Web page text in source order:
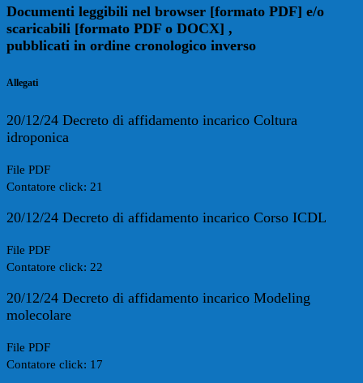
Documenti leggibili nel browser [formato PDF] e/o
scaricabili [formato PDF o DOCX] ,
pubblicati in ordine cronologico inverso
Allegati
20/12/24 Decreto di affidamento incarico Coltura
idroponica
File PDF
Contatore click: 21
20/12/24 Decreto di affidamento incarico Corso ICDL
File PDF
Contatore click: 22
20/12/24 Decreto di affidamento incarico Modeling
molecolare
File PDF
Contatore click: 17